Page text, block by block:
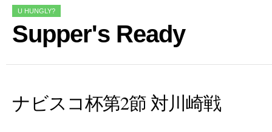
U HUNGLY?
Supper's Ready
ナビスコ杯第2節 対川崎戦